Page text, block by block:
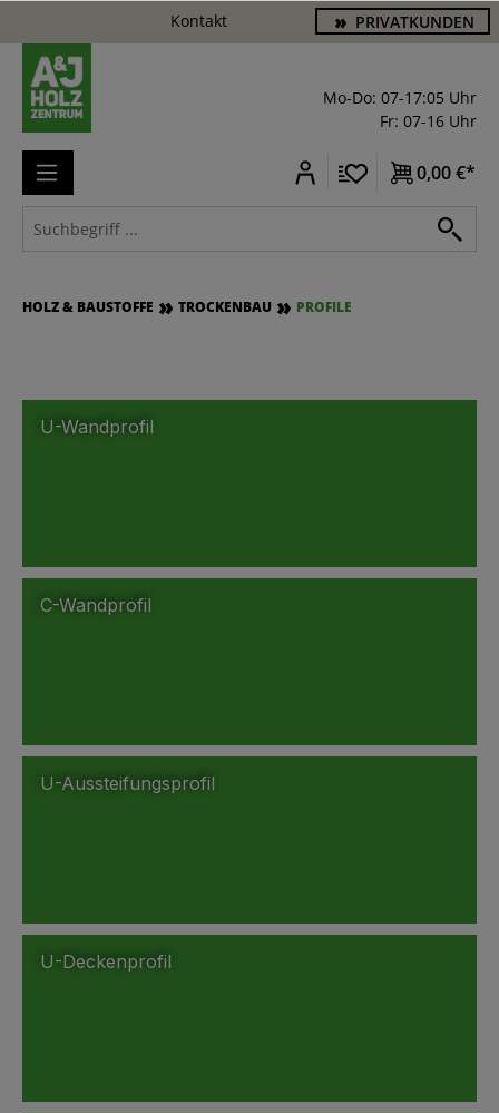
Kontakt PRIVATKUNDEN
Mo-Do: 07-17:05 Uhr
Fr: 07-16 Uhr
0,00 €*
HOLZ & BAUSTOFFE TROCKENBAU PROFILE
U-Wandprofil
C-Wandprofil
U-Aussteifungsprofil
U-Deckenprofil